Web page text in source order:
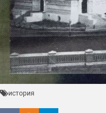
история